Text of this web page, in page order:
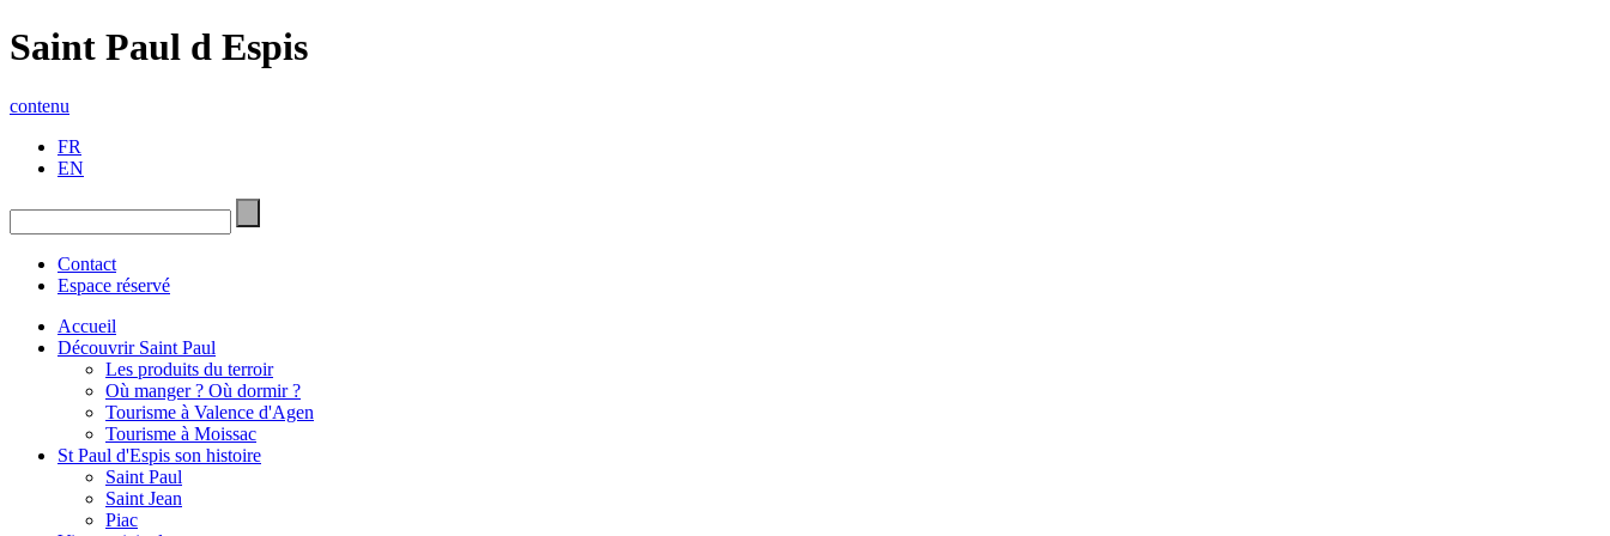
Saint Paul d Espis
contenu
FR
EN
Contact
Espace réservé
Accueil
Découvrir Saint Paul
Les produits du terroir
Où manger ? Où dormir ?
Tourisme à Valence d'Agen
Tourisme à Moissac
St Paul d'Espis son histoire
Saint Paul
Saint Jean
Piac